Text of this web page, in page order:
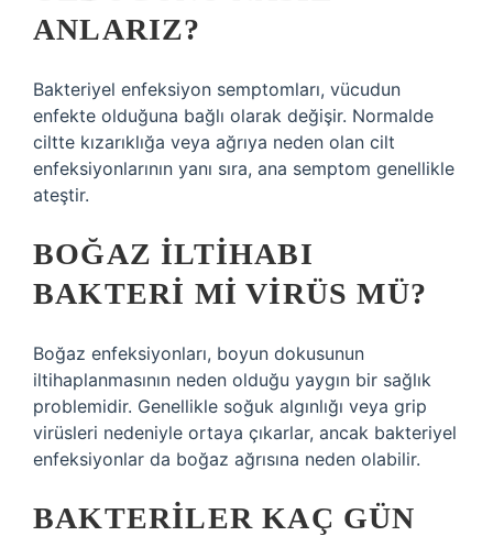
ANLARIZ?
Bakteriyel enfeksiyon semptomları, vücudun
enfekte olduğuna bağlı olarak değişir. Normalde
ciltte kızarıklığa veya ağrıya neden olan cilt
enfeksiyonlarının yanı sıra, ana semptom genellikle
ateştir.
BOĞAZ ILTIHABI
BAKTERI MI VIRÜS MÜ?
Boğaz enfeksiyonları, boyun dokusunun
iltihaplanmasının neden olduğu yaygın bir sağlık
problemidir. Genellikle soğuk algınlığı veya grip
virüsleri nedeniyle ortaya çıkarlar, ancak bakteriyel
enfeksiyonlar da boğaz ağrısına neden olabilir.
BAKTERILER KAÇ GÜN